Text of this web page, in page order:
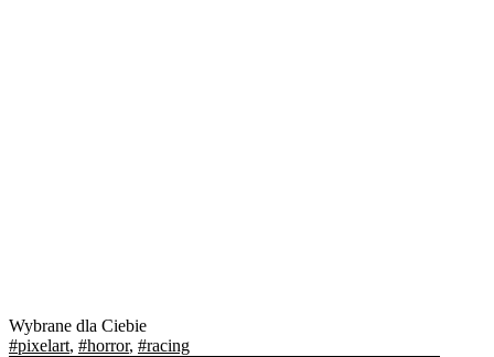
Wybrane dla Ciebie
#pixelart, #horror, #racing